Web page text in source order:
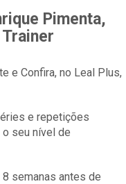
Pimenta,
e Confira, no Leal Plus,
e repetições
seu nível de
semanas antes de